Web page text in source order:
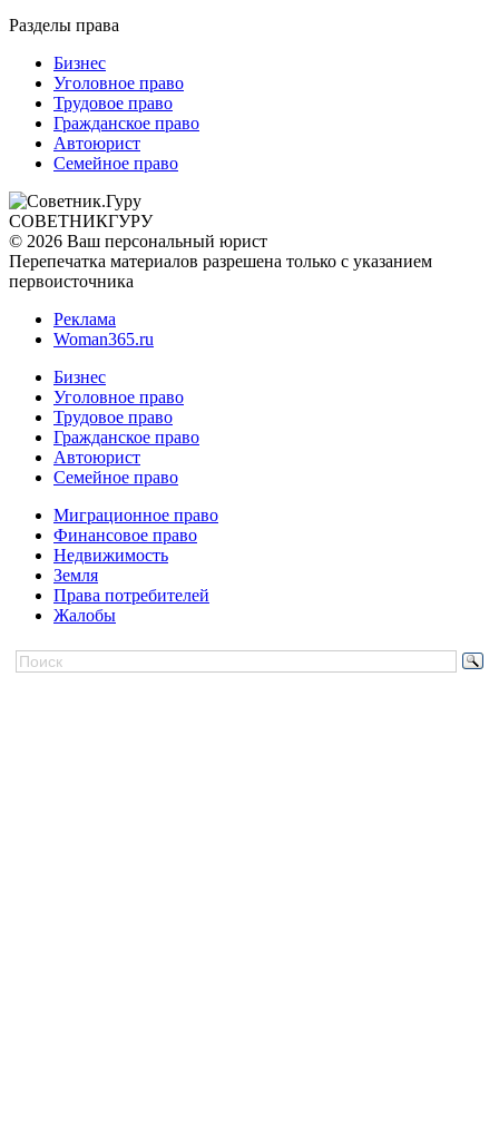
Разделы права
Бизнес
Уголовное право
Трудовое право
Гражданское право
Автоюрист
Семейное право
СОВЕТНИКГУРУ
© 2026 Ваш персональный юрист
Перепечатка материалов разрешена только с указанием
первоисточника
Реклама
Woman365.ru
Бизнес
Уголовное право
Трудовое право
Гражданское право
Автоюрист
Семейное право
Миграционное право
Финансовое право
Недвижимость
Земля
Права потребителей
Жалобы